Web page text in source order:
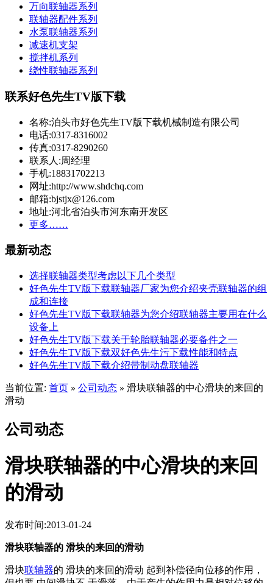
万向联轴器系列
联轴器配件系列
水泵联轴器系列
减速机支架
搅拌机系列
绕性联轴器系列
联系好色先生TV版下载
名称:泊头市好色先生TV版下载机械制造有限公司
电话:0317-8316002
传真:0317-8290260
联系人:周经理
手机:18831702213
网址:http://www.shdchq.com
邮箱:bjstjx@126.com
地址:河北省泊头市河东南开发区
更多……
最新动态
选择联轴器类型考虑以下几个类型
好色先生TV版下载联轴器厂家为您介绍夹壳联轴器的组
成和连接
好色先生TV版下载联轴器为您介绍联轴器主要用在什么
设备上
好色先生TV版下载关于轮胎联轴器必要备件之一
好色先生TV版下载双好色先生污下载性能和特点
好色先生TV版下载介绍带制动盘联轴器
当前位置: 首页 » 公司动态 » 滑块联轴器的中心滑块的来回的
滑动
公司动态
滑块联轴器的中心滑块的来回
的滑动
发布时间:2013-01-24
滑块联轴器的 滑块的来回的滑动
滑块联轴器的 滑块的来回的滑动 起到补偿径向位移的作用，